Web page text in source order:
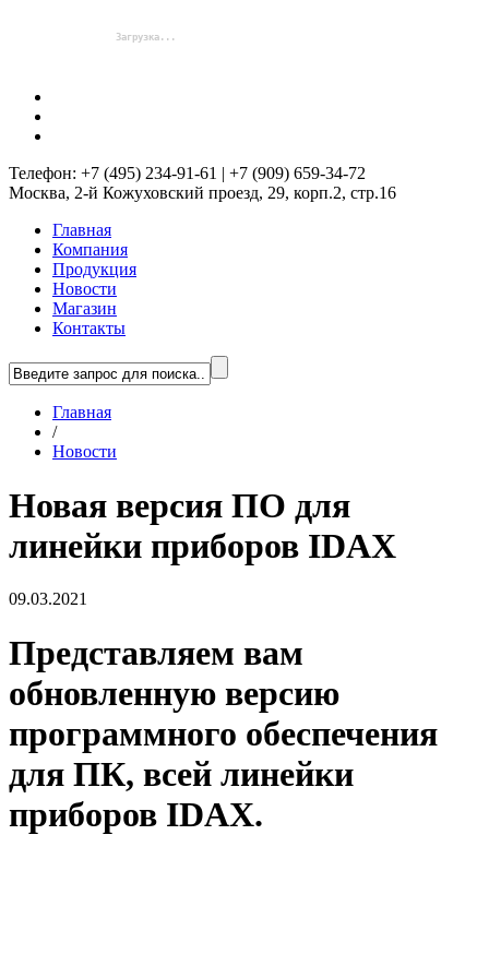
Телефон: +7 (495) 234-91-61 | +7 (909) 659-34-72
Москва, 2-й Кожуховский проезд, 29, корп.2, стр.16
Главная
Компания
Продукция
Новости
Магазин
Контакты
Главная
/
Новости
Новая версия ПО для
линейки приборов IDAX
09.03.2021
Представляем вам
обновленную версию
программного обеспечения
для ПК, всей линейки
приборов IDAX.